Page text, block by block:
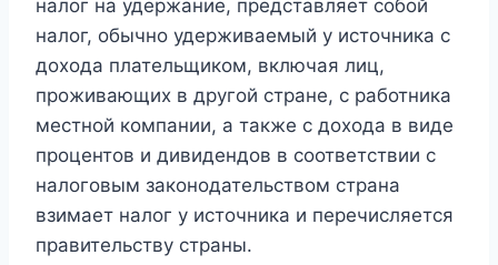
налог на удержание, представляет собой
налог, обычно удерживаемый у источника с
дохода плательщиком, включая лиц,
проживающих в другой стране, с работника
местной компании, а также с дохода в виде
процентов и дивидендов в соответствии с
налоговым законодательством страна
взимает налог у источника и перечисляется
правительству страны.